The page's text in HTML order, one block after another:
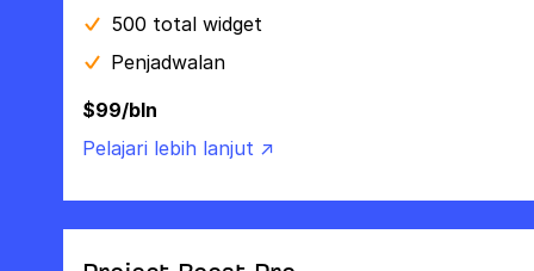
500 total widget
Penjadwalan
$99/bln
Pelajari lebih lanjut ↗